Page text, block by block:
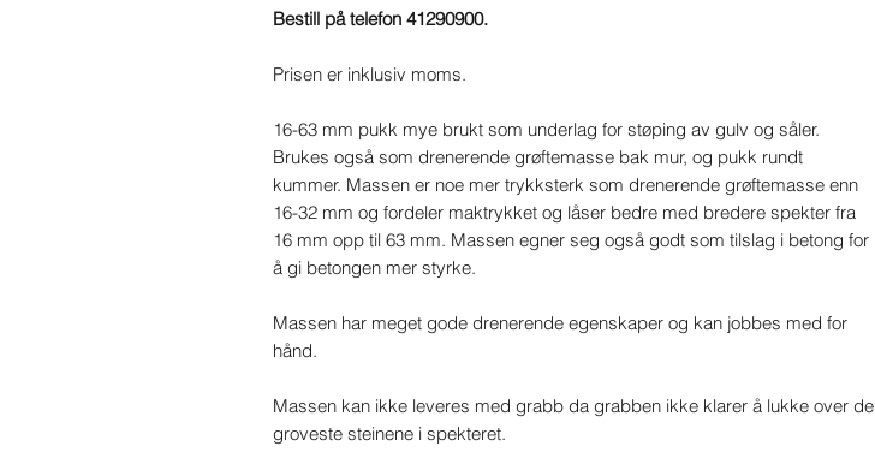
Bestill på telefon 41290900.
Prisen er inklusiv moms.
16-63 mm pukk mye brukt som underlag for støping av gulv og såler.
Brukes også som drenerende grøftemasse bak mur, og pukk rundt
kummer. Massen er noe mer trykksterk som drenerende grøftemasse enn
16-32 mm og fordeler maktrykket og låser bedre med bredere spekter fra
16 mm opp til 63 mm. Massen egner seg også godt som tilslag i betong for
å gi betongen mer styrke.
Massen har meget gode drenerende egenskaper og kan jobbes med for
hånd.
Massen kan ikke leveres med grabb da grabben ikke klarer å lukke over de
groveste steinene i spekteret.